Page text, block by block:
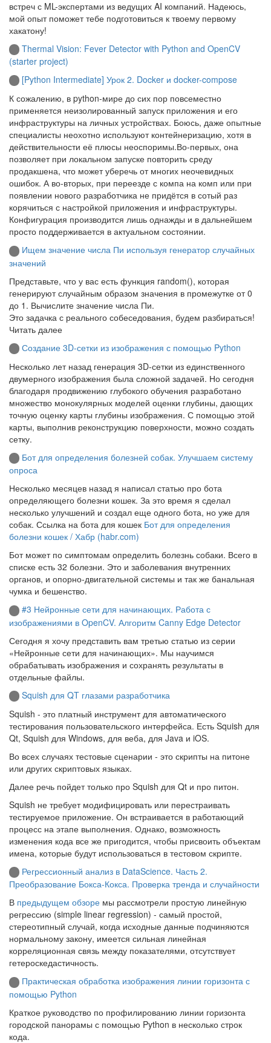
встреч с ML-экспертами из ведущих AI компаний. Надеюсь,
мой опыт поможет тебе подготовиться к твоему первому
хакатону!
Thermal Vision: Fever Detector with Python and OpenCV
(starter project)
[Python Intermediate] Урок 2. Docker и docker-compose
К сожалению, в python-мире до сих пор повсеместно
применяется неизолированный запуск приложения и его
инфраструктуры на личных устройствах. Боюсь, даже опытные
специалисты неохотно используют контейнеризацию, хотя в
действительности её плюсы неоспоримы.Во-первых, она
позволяет при локальном запуске повторить среду
продакшена, что может уберечь от многих неочевидных
ошибок. А во-вторых, при переезде с компа на комп или при
появлении нового разработчика не придётся в сотый раз
корячиться с настройкой приложения и инфраструктуры.
Конфигурация производится лишь однажды и в дальнейшем
просто поддерживается в актуальном состоянии.
Ищем значение числа Пи используя генератор случайных
значений
Представьте, что у вас есть функция random(), которая
генерируют случайным образом значения в промежутке от 0
до 1. Вычислите значение числа Пи.
Это задачка с реального собеседования, будем разбираться!
Читать далее
Создание 3D-сетки из изображения с помощью Python
Несколько лет назад генерация 3D-сетки из единственного
двумерного изображения была сложной задачей. Но сегодня
благодаря продвижению глубокого обучения разработано
множество монокулярных моделей оценки глубины, дающих
точную оценку карты глубины изображения. С помощью этой
карты, выполнив реконструкцию поверхности, можно создать
сетку.
Бот для определения болезней собак. Улучшаем систему
опроса
Несколько месяцев назад я написал статью про бота
определяющего болезни кошек. За это время я сделал
несколько улучшений и создал еще одного бота, но уже для
собак. Ссылка на бота для кошек Бот для определения
болезни кошек / Хабр (habr.com)
Бот может по симптомам определить болезнь собаки. Всего в
списке есть 32 болезни. Это и заболевания внутренних
органов, и опорно-двигательной системы и так же банальная
чумка и бешенство.
#3 Нейронные сети для начинающих. Работа с
изображениями в OpenCV. Алгоритм Canny Edge Detector
Сегодня я хочу представить вам третью статью из серии
«Нейронные сети для начинающих». Мы научимся
обрабатывать изображения и сохранять результаты в
отдельные файлы.
Squish для QT глазами разработчика
Squish - это платный инструмент для автоматического
тестирования пользовательского интерфейса. Есть Squish для
Qt, Squish для Windows, для веба, для Java и iOS.
Во всех случаях тестовые сценарии - это скрипты на питоне
или других скриптовых языках.
Далее речь пойдет только про Squish для Qt и про питон.
Squish не требует модифицировать или перестраивать
тестируемое приложение. Он встраивается в работающий
процесс на этапе выполнения. Однако, возможность
изменения кода все же пригодится, чтобы присвоить объектам
имена, которые будут использоваться в тестовом скрипте.
Регрессионный анализ в DataScience. Часть 2.
Преобразование Бокса-Кокса. Проверка тренда и случайности
В предыдущем обзоре мы рассмотрели простую линейную
регрессию (simple linear regression) - самый простой,
стереотипный случай, когда исходные данные подчиняются
нормальному закону, имеется сильная линейная
корреляционная связь между показателями, отсутствует
гетероскедастичность.
Практическая обработка изображения линии горизонта с
помощью Python
Краткое руководство по профилированию линии горизонта
городской панорамы с помощью Python в несколько строк
кода.